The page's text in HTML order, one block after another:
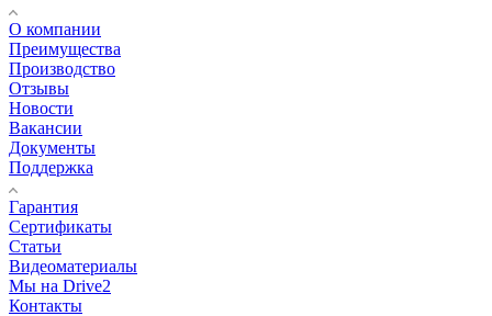
О компании
Преимущества
Производство
Отзывы
Новости
Вакансии
Документы
Поддержка
Гарантия
Сертификаты
Статьи
Видеоматериалы
Мы на Drive2
Контакты